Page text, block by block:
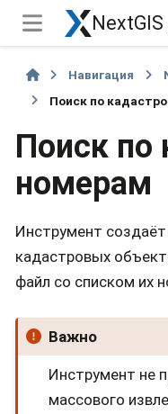
Навигация
Поиск по
Поиск по
номерам
Инструмент
кадастровых
файл со списком их
Важно
Инструмент не
массового